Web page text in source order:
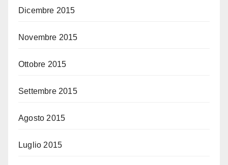
Dicembre 2015
Novembre 2015
Ottobre 2015
Settembre 2015
Agosto 2015
Luglio 2015